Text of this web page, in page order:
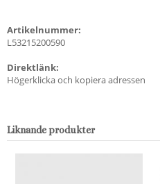
Artikelnummer:
L53215200590
Direktlänk:
Högerklicka och kopiera adressen
Liknande produkter